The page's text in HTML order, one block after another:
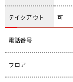
テイクアウト 可
電話番号
フロア